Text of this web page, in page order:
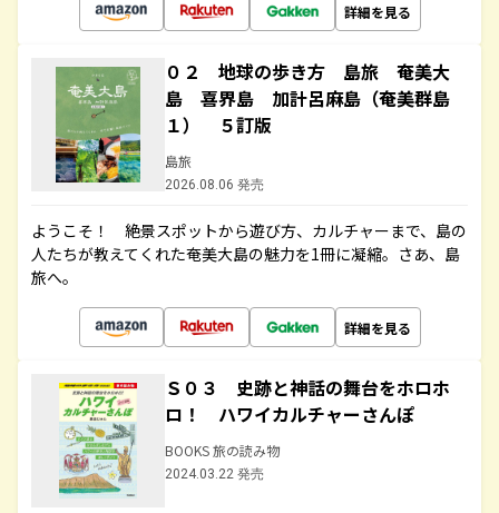
詳細を見る
０２ 地球の歩き方 島旅 奄美大
島 喜界島 加計呂麻島（奄美群島
１） ５訂版
島旅
2026.08.06 発売
ようこそ！ 絶景スポットから遊び方、カルチャーまで、島の
人たちが教えてくれた奄美大島の魅力を1冊に凝縮。さあ、島
旅へ。
詳細を見る
Ｓ０３ 史跡と神話の舞台をホロホ
ロ！ ハワイカルチャーさんぽ
BOOKS 旅の読み物
2024.03.22 発売